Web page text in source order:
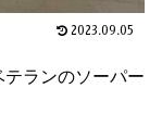
2023.09.05
ランのソーパー